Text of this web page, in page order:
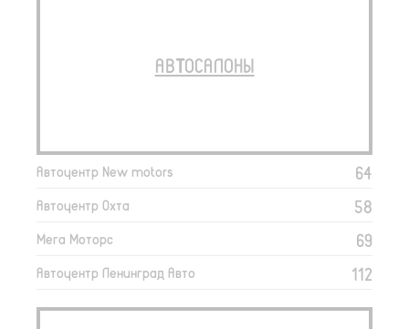
АВТОСАЛОНЫ
64
Автоцентр New motors
58
Автоцентр Охта
69
Мега Моторс
112
Автоцентр Ленинград Авто